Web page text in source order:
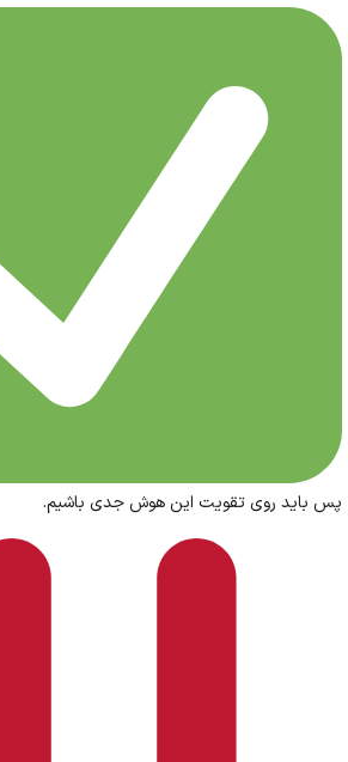
پس باید روی تقویت این هوش جدی باشیم.